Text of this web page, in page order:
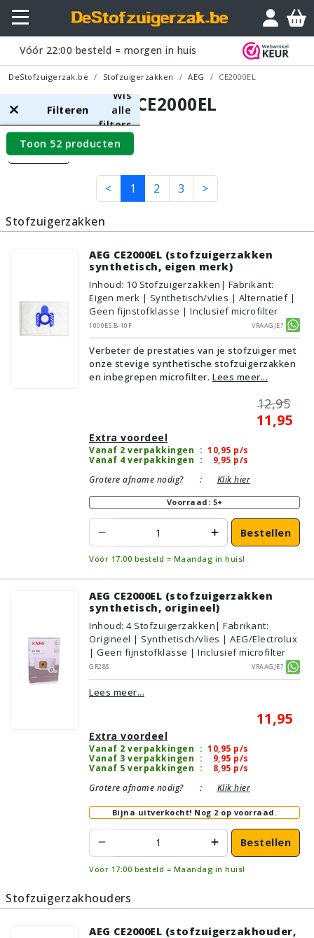
Vóór 22:00 besteld = morgen in huis
DeStofzuigerzak.be Stofzuigerzakken AEG CE2000EL
AEG CE2000EL
Filters
< 1 2 3 >
Filteren
Wis
alle
filters
Toon 52 producten
Stofzuigerzakken
AEG CE2000EL (stofzuigerzakken
synthetisch, eigen merk)
Inhoud: 10 Stofzuigerzakken | Fabrikant:
Eigen merk | Synthetisch/vlies | Alternatief |
Geen fijnstofklasse | Inclusief microfilter
1000ES.B-10F
Vraagje?
Verbeter de prestaties van je stofzuiger met
onze stevige synthetische stofzuigerzakken
en inbegrepen microfilter. Lees meer...
12,95
11,95
Extra voordeel
Vanaf 2 verpakkingen : 10,95 p/s
Vanaf 4 verpakkingen : 9,95 p/s
Grotere afname nodig?
: Klik hier
Voorraad: 5+
Bestellen
Vóór 17:00 besteld = Maandag in huis!
AEG CE2000EL (stofzuigerzakken
synthetisch, origineel)
Inhoud: 4 Stofzuigerzakken| Fabrikant:
Origineel | Synthetisch/vlies | AEG/Electrolux
| Geen fijnstofklasse | Inclusief microfilter
GR28S
Vraagje?
Lees meer...
11,95
Extra voordeel
Vanaf 2 verpakkingen : 10,95 p/s
Vanaf 3 verpakkingen : 9,95 p/s
Vanaf 5 verpakkingen : 8,95 p/s
Grotere afname nodig?
: Klik hier
Bijna uitverkocht! Nog 2 op voorraad.
Bestellen
Vóór 17:00 besteld = Maandag in huis!
Stofzuigerzakhouders
AEG CE2000EL (stofzuigerzakhouder,